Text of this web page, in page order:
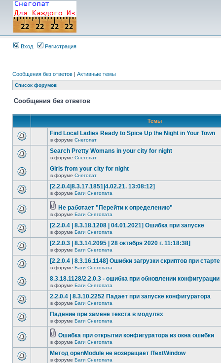
Вход Регистрация
Сообщения без ответов | Активные темы
Список форумов
Сообщения без ответов
Темы
Find Local Ladies Ready to Spice Up the Night in Your Town
в форуме Снегопат
Search Pretty Womans in your city for night
в форуме Снегопат
Girls from your city for night
в форуме Снегопат
[2.2.0.4|8.3.17.1851|4.02.21. 13:08:12]
в форуме Баги Снегопата
Не работает "Перейти к определению"
в форуме Баги Снегопата
[2.2.0.4 | 8.3.18.1208 | 04.01.2021] Ошибка при запуске
в форуме Баги Снегопата
[2.2.0.3 | 8.3.14.2095 | 28 октября 2020 г. 11:18:38]
в форуме Баги Снегопата
[2.2.0.4 | 8.3.16.1148] Ошибки загрузки скриптов при старте
в форуме Баги Снегопата
8.3.18.1128/2.2.0.3 - ошибка при обновлении конфигурации
в форуме Баги Снегопата
2.2.0.4 | 8.3.10.2252 Падает при запуске конфигуратора
в форуме Баги Снегопата
Падение при замене текста в модулях
в форуме Баги Снегопата
Ошибка при открытии конфигуратора из окна ошибки
в форуме Баги Снегопата
Метод openModule не возвращает ITextWindow
в форуме Баги Снегопата